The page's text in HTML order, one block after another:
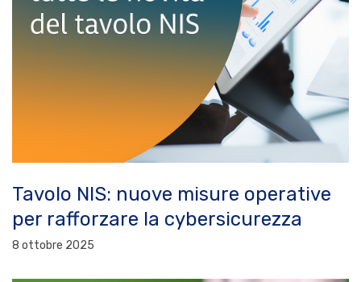
Tavolo NIS: nuove misure operative
per rafforzare la cybersicurezza
8 ottobre 2025